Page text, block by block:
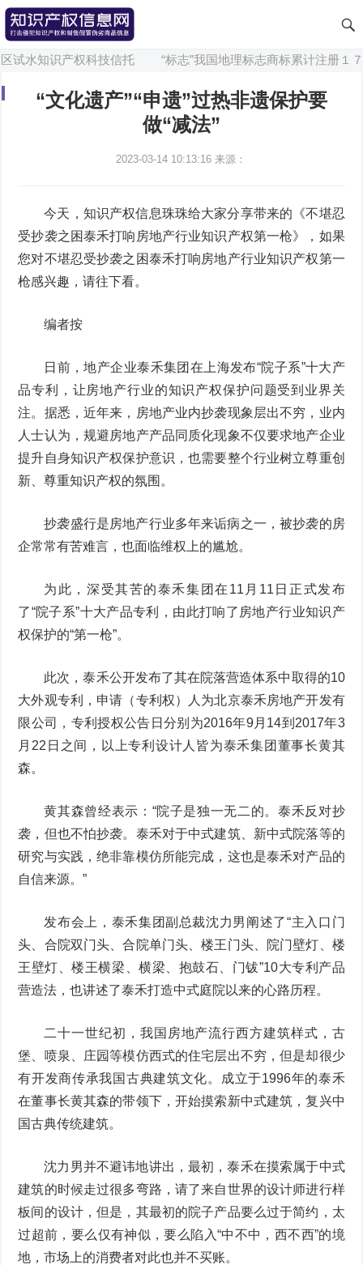
水知识产权科技信托 “标志”我国地理标志商标累计注册１７４
“文化遗产”“申遗”过热非遗保护要
做“减法”
2023-03-14 10:13:16 来源：
今天，知识产权信息珠珠给大家分享带来的《不堪忍
受抄袭之困泰禾打响房地产行业知识产权第一枪》，如果
您对不堪忍受抄袭之困泰禾打响房地产行业知识产权第一
枪感兴趣，请往下看。
编者按
日前，地产企业泰禾集团在上海发布“院子系”十大产
品专利，让房地产行业的知识产权保护问题受到业界关
注。据悉，近年来，房地产业内抄袭现象层出不穷，业内
人士认为，规避房地产产品同质化现象不仅要求地产企业
提升自身知识产权保护意识，也需要整个行业树立尊重创
新、尊重知识产权的氛围。
抄袭盛行是房地产行业多年来诟病之一，被抄袭的房
企常常有苦难言，也面临维权上的尴尬。
为此，深受其苦的泰禾集团在11月11日正式发布
了“院子系”十大产品专利，由此打响了房地产行业知识产
权保护的“第一枪”。
此次，泰禾公开发布了其在院落营造体系中取得的10
大外观专利，申请（专利权）人为北京泰禾房地产开发有
限公司，专利授权公告日分别为2016年9月14到2017年3
月22日之间，以上专利设计人皆为泰禾集团董事长黄其
森。
黄其森曾经表示：“院子是独一无二的。泰禾反对抄
袭，但也不怕抄袭。泰禾对于中式建筑、新中式院落等的
研究与实践，绝非靠模仿所能完成，这也是泰禾对产品的
自信来源。”
发布会上，泰禾集团副总裁沈力男阐述了“主入口门
头、合院双门头、合院单门头、楼王门头、院门壁灯、楼
王壁灯、楼王横梁、横梁、抱鼓石、门钹”10大专利产品
营造法，也讲述了泰禾打造中式庭院以来的心路历程。
二十一世纪初，我国房地产流行西方建筑样式，古
堡、喷泉、庄园等模仿西式的住宅层出不穷，但是却很少
有开发商传承我国古典建筑文化。成立于1996年的泰禾
在董事长黄其森的带领下，开始摸索新中式建筑，复兴中
国古典传统建筑。
沈力男并不避讳地讲出，最初，泰禾在摸索属于中式
建筑的时候走过很多弯路，请了来自世界的设计师进行样
板间的设计，但是，其最初的院子产品要么过于简约，太
过超前，要么仅有神似，要么陷入“中不中，西不西”的境
地，市场上的消费者对此也并不买账。